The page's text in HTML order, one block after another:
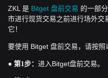
ZKL 是 Bitget 盘前交易 的一部
市进行现货交易之前进行场外交
它！
要使用 Bitget 盘前交易，请按照
● 第1步： 进入Bitget盘前交易。